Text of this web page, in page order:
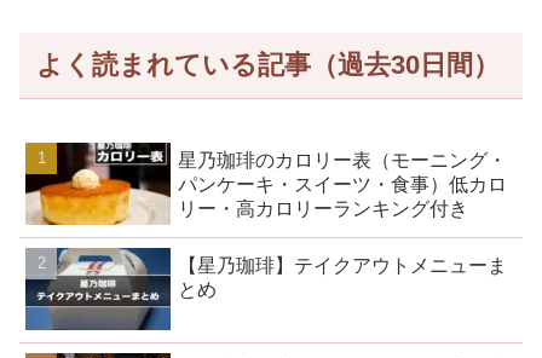
よく読まれている記事（過去30日間）
星乃珈琲のカロリー表（モーニング・
パンケーキ・スイーツ・食事）低カロ
リー・高カロリーランキング付き
【星乃珈琲】テイクアウトメニューま
とめ